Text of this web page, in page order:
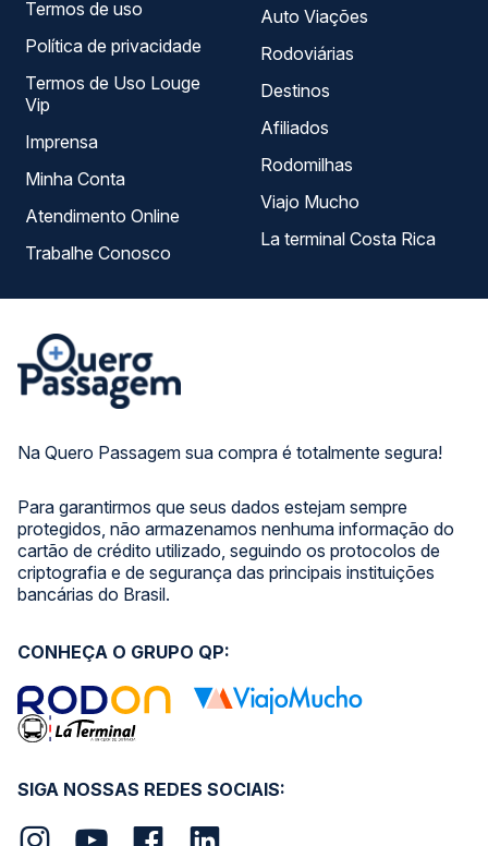
Na Quero Passagem sua compra é totalmente segura!
Para garantirmos que seus dados estejam sempre
protegidos, não armazenamos nenhuma informação do
cartão de crédito utilizado, seguindo os protocolos de
criptografia e de segurança das principais instituições
bancárias do Brasil.
Termos de uso
Política de privacidade
Termos de Uso Louge
Vip
Imprensa
Minha Conta
Atendimento Online
Trabalhe Conosco
Auto Viações
Rodoviárias
Destinos
Afiliados
Rodomilhas
Viajo Mucho
La terminal Costa Rica
SIGA NOSSAS REDES SOCIAIS:
CONHEÇA O GRUPO QP: